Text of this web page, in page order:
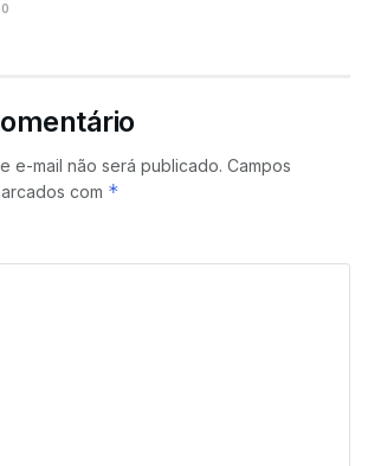
0
e-mail não será publicado. Campos
com *